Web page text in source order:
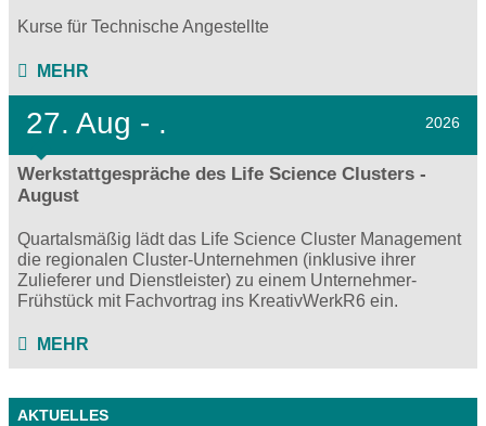
Kurse für Technische Angestellte
MEHR
27. Aug - . 2026
Werkstattgespräche des Life Science Clusters -
August
Quartalsmäßig lädt das Life Science Cluster Management
die regionalen Cluster-Unternehmen (inklusive ihrer
Zulieferer und Dienstleister) zu einem Unternehmer-
Frühstück mit Fachvortrag ins KreativWerkR6 ein.
MEHR
AKTUELLES